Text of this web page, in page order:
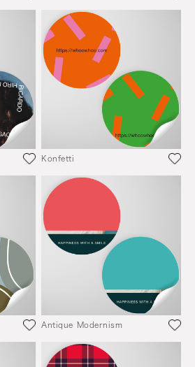
Konfetti
Antique Modernism